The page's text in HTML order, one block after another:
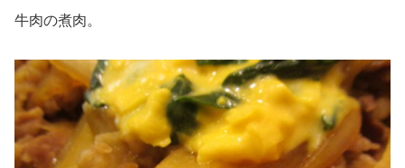
牛肉の煮肉。